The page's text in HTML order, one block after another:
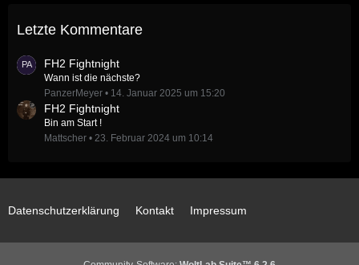
Letzte Kommentare
FH2 Fightnight
Wann ist die nächste?
PanzerMeyer
14. Januar 2025 um 15:20
FH2 Fightnight
Bin am Start !
Mattscher
23. Februar 2024 um 10:14
Datenschutzerklärung Kontakt Impressum